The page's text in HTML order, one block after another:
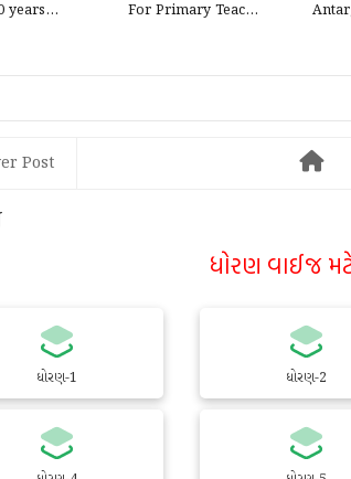
years...
For Primary Teac...
Post
ધોરણ વાઈજ
ધોરણ-1 ધોરણ-2